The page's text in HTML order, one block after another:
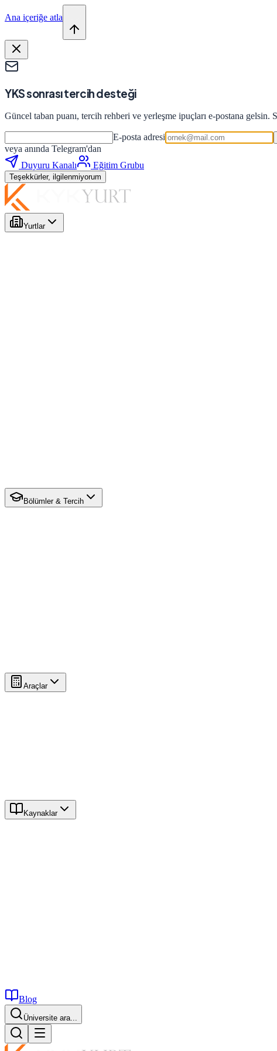
Ana içeriğe atla
YKS sonrası tercih desteği
Güncel taban puanı, tercih rehberi ve yerleşme ipuçları e-postana gelsin.
E-posta adresi
veya anında Telegram'dan
Duyuru Kanalı
Eğitim Grubu
Teşekkürler, ilgilenmiyorum
Yurtlar
Bölümler & Tercih
Araçlar
Kaynaklar
Blog
Üniversite ara...